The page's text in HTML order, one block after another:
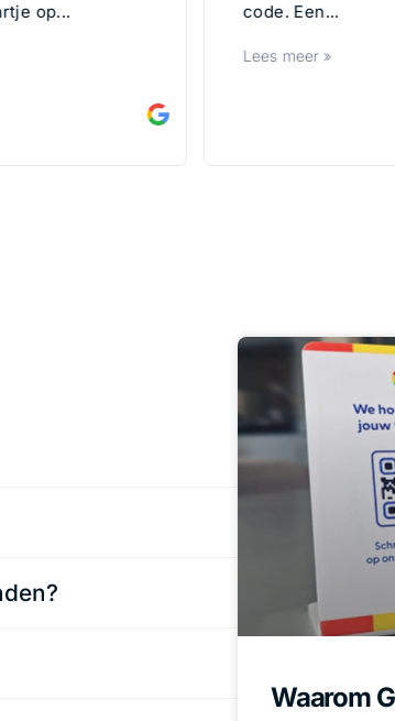
code. Een...
Lees meer »
Waarom